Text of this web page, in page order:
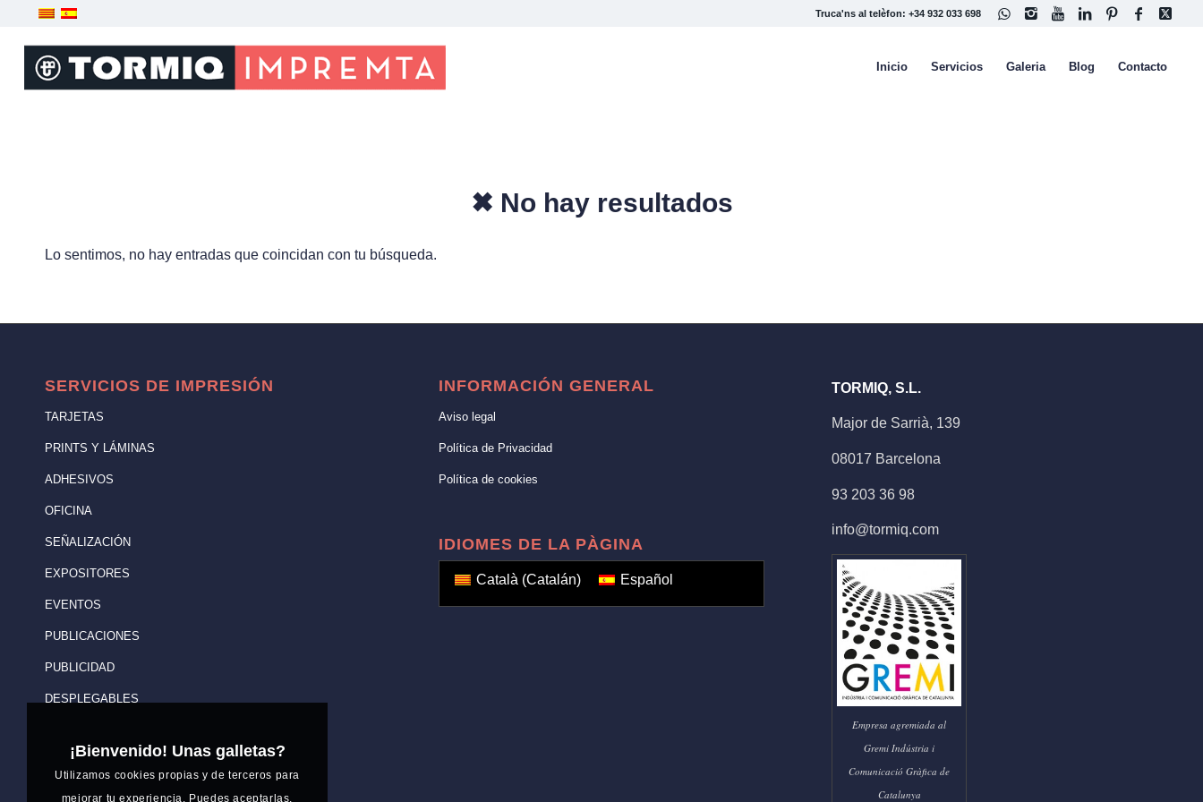
Truca'ns al telèfon: +34 932 033 698
Inicio Servicios Galeria Blog Contacto
✖ No hay resultados
Lo sentimos, no hay entradas que coincidan con tu búsqueda.
SERVICIOS DE IMPRESIÓN
TARJETAS
PRINTS Y LÁMINAS
ADHESIVOS
OFICINA
SEÑALIZACIÓN
EXPOSITORES
EVENTOS
PUBLICACIONES
PUBLICIDAD
DESPLEGABLES
INFORMACIÓN GENERAL
Aviso legal
Política de Privacidad
Política de cookies
IDIOMES DE LA PÀGINA
Català (Catalán) Español
TORMIQ, S.L.
Major de Sarrià, 139
08017 Barcelona
93 203 36 98
info@tormiq.com
Empresa agremiada al
Gremi Indústria i
Comunicació Gràfica de
Catalunya
¡Bienvenido! Unas galletas?
Utilizamos cookies propias y de terceros para
mejorar tu experiencia. Puedes aceptarlas,